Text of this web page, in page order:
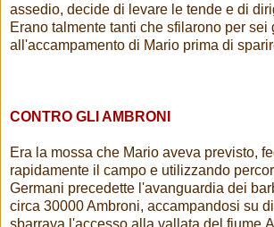
assedio, decide di levare le tende e di
Erano talmente tanti che sfilarono per sei
all'accampamento di Mario prima di
CONTRO GLI AMBRONI
Era la mossa che Mario aveva previsto,
rapidamente il campo e utilizzando
Germani precedette l'avanguardia dei
circa 30000 Ambroni, accampandosi su
sbarrava l'accesso alla vallata del fiume